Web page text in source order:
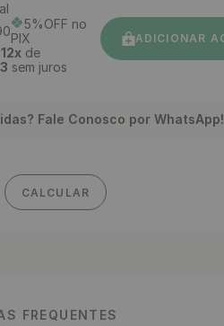
5%OFF no
PIX
12xde
sem juros
ADICIONAR
Fale Conosco por WhatsApp!
CALCULAR
FREQUENTES